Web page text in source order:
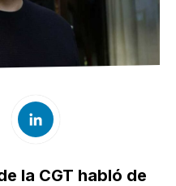
la CGT habló de